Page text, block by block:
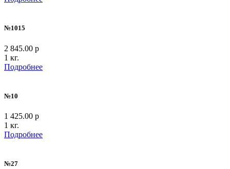
№1015
2 845.00 р
1 кг.
Подробнее
№10
1 425.00 р
1 кг.
Подробнее
№27